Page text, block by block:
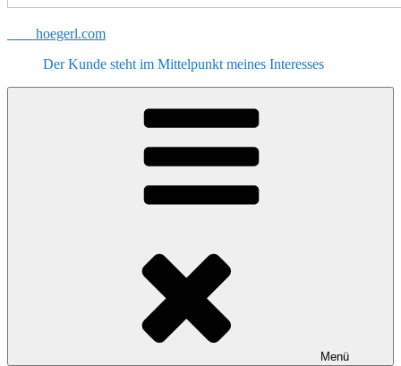
hoegerl.com
Der Kunde steht im Mittelpunkt meines Interesses
Menü